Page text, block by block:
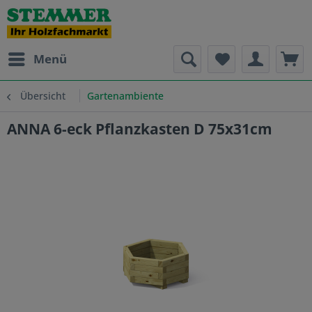
Menü
Übersicht Gartenambiente
ANNA 6-eck Pflanzkasten D 75x31cm